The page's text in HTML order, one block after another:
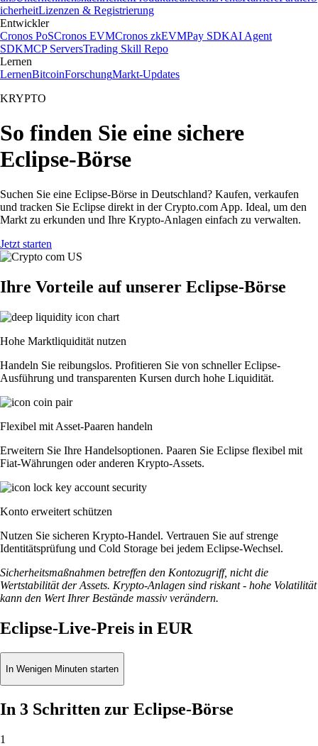
icherheitLizenzen & Registrierung
Entwickler
Cronos PoSCronos EVMCronos zkEVMPay SDKAI Agent
SDKMCP ServersTrading Skill Repo
Lernen
LernenBitcoinForschungMarkt-Updates
KRYPTO
So finden Sie eine sichere
Eclipse-Börse
Suchen Sie eine Eclipse-Börse in Deutschland? Kaufen, verkaufen
und tracken Sie Eclipse direkt in der Crypto.com App. Ideal, um den
Markt zu erkunden und Ihre Krypto-Anlagen einfach zu verwalten.
Jetzt starten
Ihre Vorteile auf unserer Eclipse-Börse
Hohe Marktliquidität nutzen
Handeln Sie reibungslos. Profitieren Sie von schneller Eclipse-
Ausführung und transparenten Kursen durch hohe Liquidität.
Flexibel mit Asset-Paaren handeln
Erweitern Sie Ihre Handelsoptionen. Paaren Sie Eclipse flexibel mit
Fiat-Währungen oder anderen Krypto-Assets.
Konto erweitert schützen
Nutzen Sie sicheren Krypto-Handel. Vertrauen Sie auf strenge
Identitätsprüfung und Cold Storage bei jedem Eclipse-Wechsel.
Sicherheitsmaßnahmen betreffen den Kontozugriff, nicht die
Wertstabilität der Assets. Krypto-Anlagen sind riskant - hohe Volatilität
kann den Wert Ihrer Bestände massiv verändern.
Eclipse-Live-Preis in EUR
In Wenigen Minuten starten
In 3 Schritten zur Eclipse-Börse
1